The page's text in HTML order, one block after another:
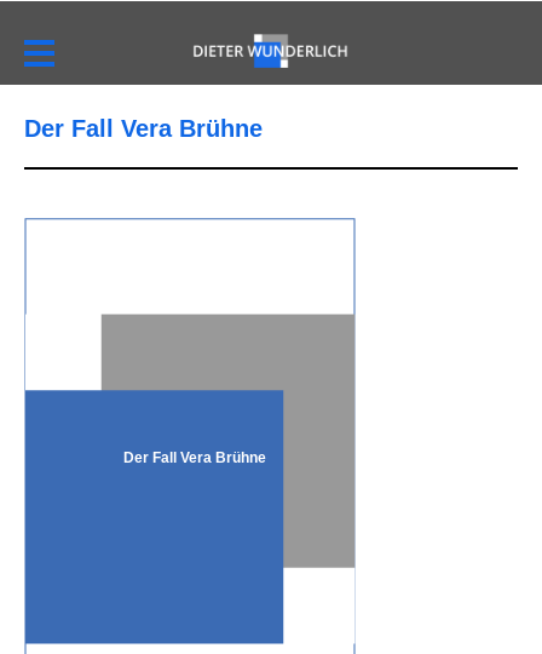
Der Fall Vera Brühne
Der Fall Vera Brühne